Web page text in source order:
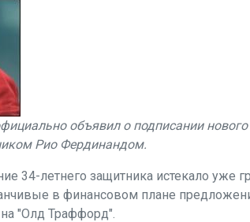
объявил о подписании нового
Рио Фердинандом.
34-летнего защитника истекало уже
в финансовом плане
"Олд Траффорд".